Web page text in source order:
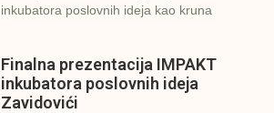
inkubatora poslovnih ideja kao kruna
Finalna prezentacija IMPAKT
inkubatora poslovnih ideja
Zavidovići